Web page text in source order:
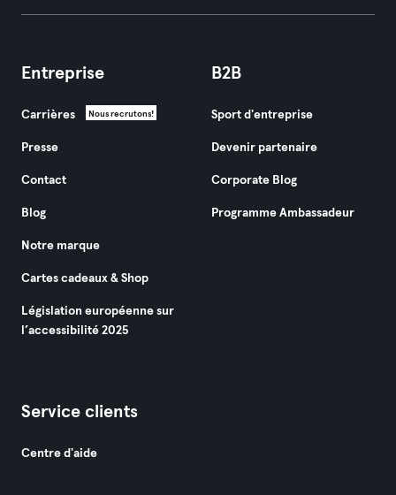
Entreprise
Carrières Nous recrutons!
Presse
Contact
Blog
Notre marque
Cartes cadeaux & Shop
Législation européenne sur
l’accessibilité 2025
B2B
Sport d'entreprise
Devenir partenaire
Corporate Blog
Programme Ambassadeur
Service clients
Centre d'aide